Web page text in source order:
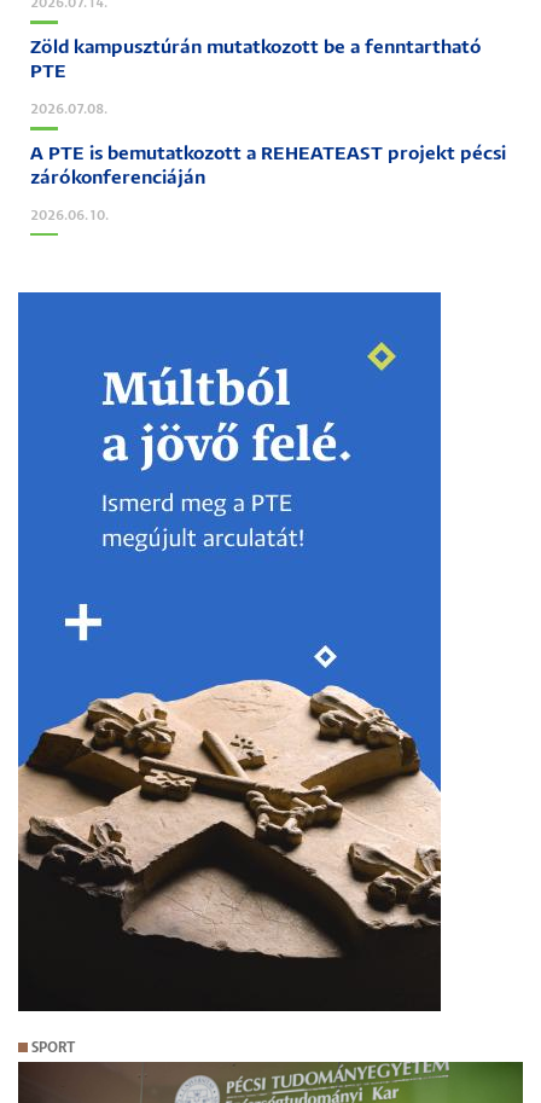
2026.07.14.
Zöld kampusztúrán mutatkozott be a fenntartható
PTE
2026.07.08.
A PTE is bemutatkozott a REHEATEAST projekt pécsi
zárókonferenciáján
2026.06.10.
SPORT